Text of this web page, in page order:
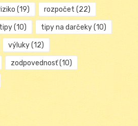
(19) rozpočet (22)
tipy(10) tipy na darčeky(10)
výluky(12)
zodpovednosť(10)